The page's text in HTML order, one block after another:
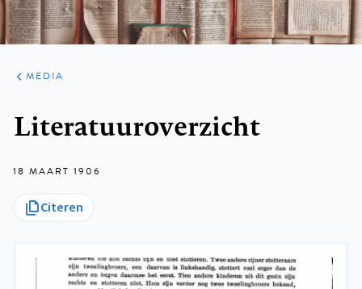
ARTIKELEN
VARIA
MEDIA
Literatuuroverzicht
18 MAART 1906
Citeren